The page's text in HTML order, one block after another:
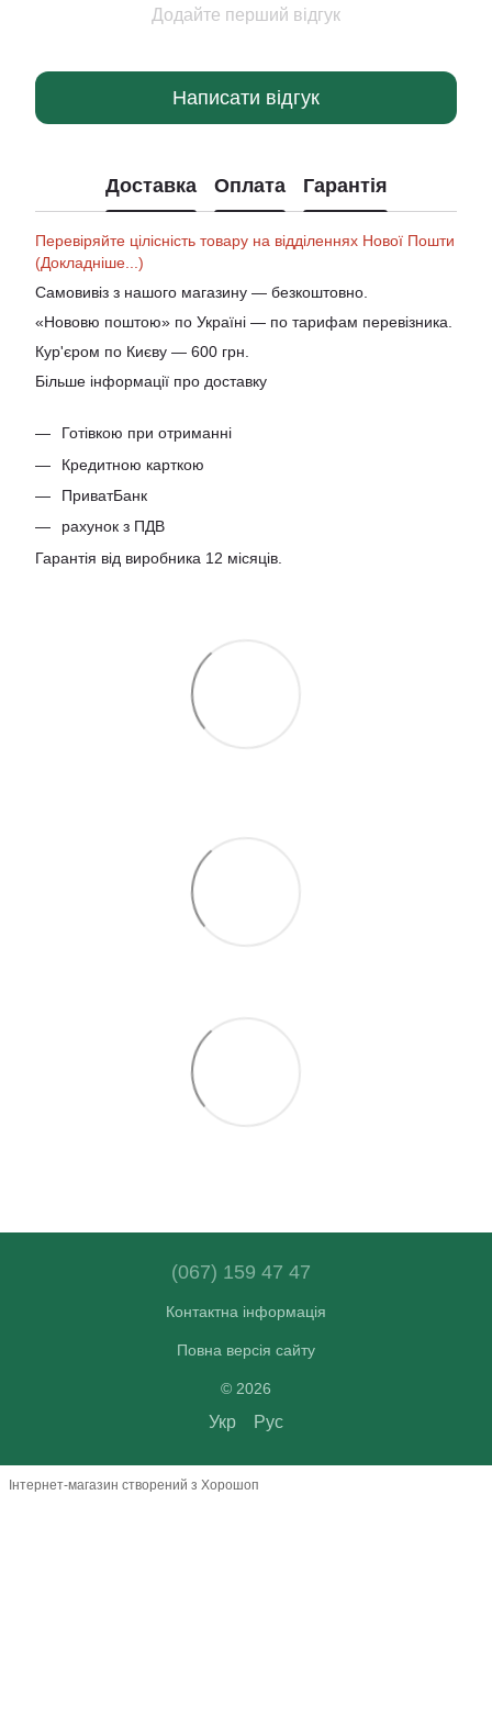
Додайте перший відгук
Написати відгук
Доставка Оплата Гарантія
Перевіряйте цілісність товару на відділеннях Нової Пошти
(Докладніше...)
Самовивіз з нашого магазину — безкоштовно.
«Нововю поштою» по Україні — по тарифам перевізника.
Кур'єром по Києву — 600 грн.
Більше інформації про доставку
Готівкою при отриманні
Кредитною карткою
ПриватБанк
рахунок з ПДВ
Гарантія від виробника 12 місяців.
(067) 159 47 47
Контактна інформація
Повна версія сайту
© 2026
Укр Рус
Інтернет-магазин створений з Хорошоп